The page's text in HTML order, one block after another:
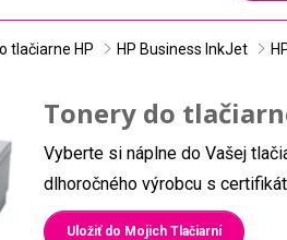
tlačiarne HP HP Business InkJet
Tonery do
Vyberte si náplne do Vašej
dlhoročného výrobcu s
Uložiť do Mojich Tlačiarní